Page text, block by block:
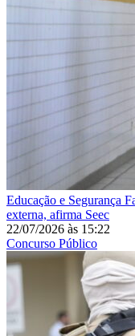
Educação e Segurança
externa, afirma Seec
22/07/2026 às 15:22
Concurso Público